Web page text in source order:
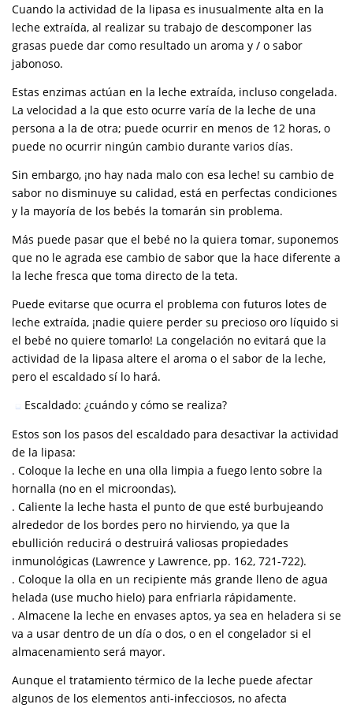
Cuando la actividad de la lipasa es inusualmente alta en la
leche extraída, al realizar su trabajo de descomponer las
grasas puede dar como resultado un aroma y / o sabor
jabonoso.
Estas enzimas actúan en la leche extraída, incluso congelada.
La velocidad a la que esto ocurre varía de la leche de una
persona a la de otra; puede ocurrir en menos de 12 horas, o
puede no ocurrir ningún cambio durante varios días.
Sin embargo, ¡no hay nada malo con esa leche! su cambio de
sabor no disminuye su calidad, está en perfectas condiciones
y la mayoría de los bebés la tomarán sin problema.
Más puede pasar que el bebé no la quiera tomar, suponemos
que no le agrada ese cambio de sabor que la hace diferente a
la leche fresca que toma directo de la teta.
Puede evitarse que ocurra el problema con futuros lotes de
leche extraída, ¡nadie quiere perder su precioso oro líquido si
el bebé no quiere tomarlo! La congelación no evitará que la
actividad de la lipasa altere el aroma o el sabor de la leche,
pero el escaldado sí lo hará.
Escaldado: ¿cuándo y cómo se realiza?
Estos son los pasos del escaldado para desactivar la actividad
de la lipasa:
. Coloque la leche en una olla limpia a fuego lento sobre la
hornalla (no en el microondas).
. Caliente la leche hasta el punto de que esté burbujeando
alrededor de los bordes pero no hirviendo, ya que la
ebullición reducirá o destruirá valiosas propiedades
inmunológicas (Lawrence y Lawrence, pp. 162, 721-722).
. Coloque la olla en un recipiente más grande lleno de agua
helada (use mucho hielo) para enfriarla rápidamente.
. Almacene la leche en envases aptos, ya sea en heladera si se
va a usar dentro de un día o dos, o en el congelador si el
almacenamiento será mayor.
Aunque el tratamiento térmico de la leche puede afectar
algunos de los elementos anti-infecciosos, no afecta